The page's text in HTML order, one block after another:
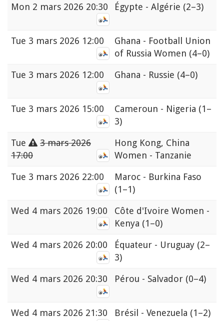
Mon 2 mars 2026 20:30 Égypte - Algérie (2–3)
Tue 3 mars 2026 12:00
Ghana - Football Union
of Russia Women (4–0)
Tue 3 mars 2026 12:00 Ghana - Russie (4–0)
Tue 3 mars 2026 15:00 Cameroun - Nigeria (1–
3)
Tue
3 mars 2026
17:00
Hong Kong, China
Women - Tanzanie
Tue 3 mars 2026 22:00
Maroc - Burkina Faso
(1–1)
Wed 4 mars 2026 19:00
Côte d'Ivoire Women -
Kenya (1–0)
Wed 4 mars 2026 20:00 Équateur - Uruguay (2–
3)
Wed 4 mars 2026 20:30 Pérou - Salvador (0–4)
Wed 4 mars 2026 21:30 Brésil - Venezuela (1–2)